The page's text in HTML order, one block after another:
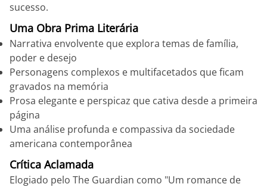
sucesso.
Uma Obra Prima Literária
Narrativa envolvente que explora temas de família,
poder e desejo
Personagens complexos e multifacetados que ficam
gravados na memória
Prosa elegante e perspicaz que cativa desde a primeira
página
Uma análise profunda e compassiva da sociedade
americana contemporânea
Crítica Aclamada
Elogiado pelo The Guardian como "Um romance de